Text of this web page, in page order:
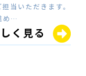
当いただきます。
め…
く見る